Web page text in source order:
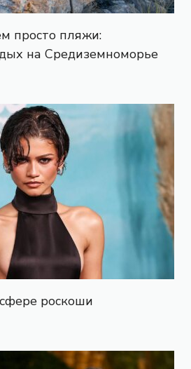
просто пляжи:
на Средиземноморье
роскоши